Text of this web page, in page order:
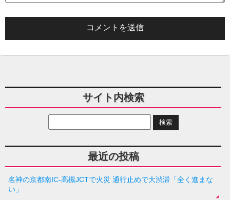
サイト内検索
最近の投稿
名神の京都南IC-高槻JCTで火災 通行止めで大渋滞「全く進まな
い」